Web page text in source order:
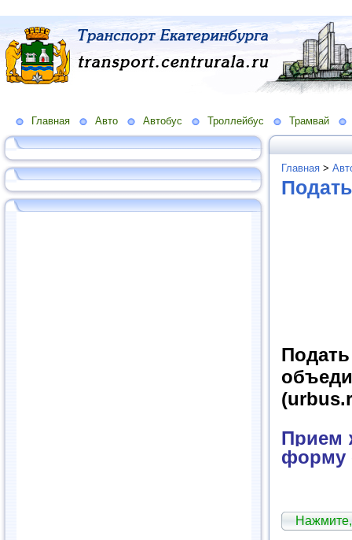
Главная Авто Автобус Троллейбус Трамвай
Главная >
Прием
форму